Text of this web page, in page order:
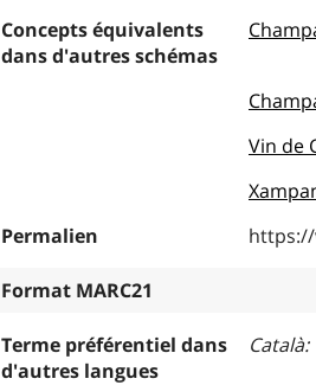
Concepts équivalents
dans d'autres schémas
Vin de
Permalien
Format MARC21
Terme préférentiel dans
d'autres langues
Català